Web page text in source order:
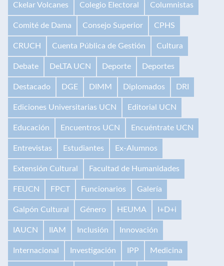
Ckelar Volcanes Colegio Electoral Columnistas
Comité de Dama Consejo Superior CPHS
CRUCH Cuenta Pública de Gestión Cultura
Debate DeLTA UCN Deporte Deportes
Destacado DGE DIMM Diplomados DRI
Ediciones Universitarias UCN Editorial UCN
Educación Encuentros UCN Encuéntrate UCN
Entrevistas Estudiantes Ex-Alumnos
Extensión Cultural Facultad de Humanidades
FEUCN FPCT Funcionarios Galería
Galpón Cultural Género HEUMA I+D+i
IAUCN IIAM Inclusión Innovación
Internacional Investigación IPP Medicina